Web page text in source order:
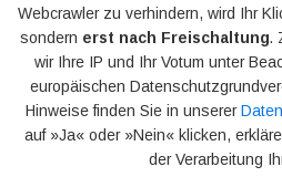
Webcrawler zu verhindern, wird Ihr
sondern erst nach Freischaltung.
wir Ihre IP und Ihr Votum unter
europäischen
Hinweise finden Sie in unserer
auf »Ja« oder »Nein« klicken,
der Verarbeitung